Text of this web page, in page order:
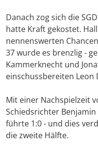
Danach zog sich die
hatte Kraft gekostet.
nennenswerten
37 wurde es brenzlig -
Kammerknecht und
einschussbereiten Leon
Mit einer Nachspielzeit
Schiedsrichter
führte 1:0 - und dies
die zweite Hälfte.